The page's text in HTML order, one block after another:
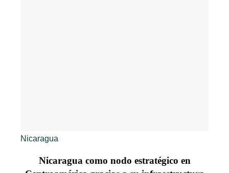
Nicaragua
Nicaragua como nodo estratégico en